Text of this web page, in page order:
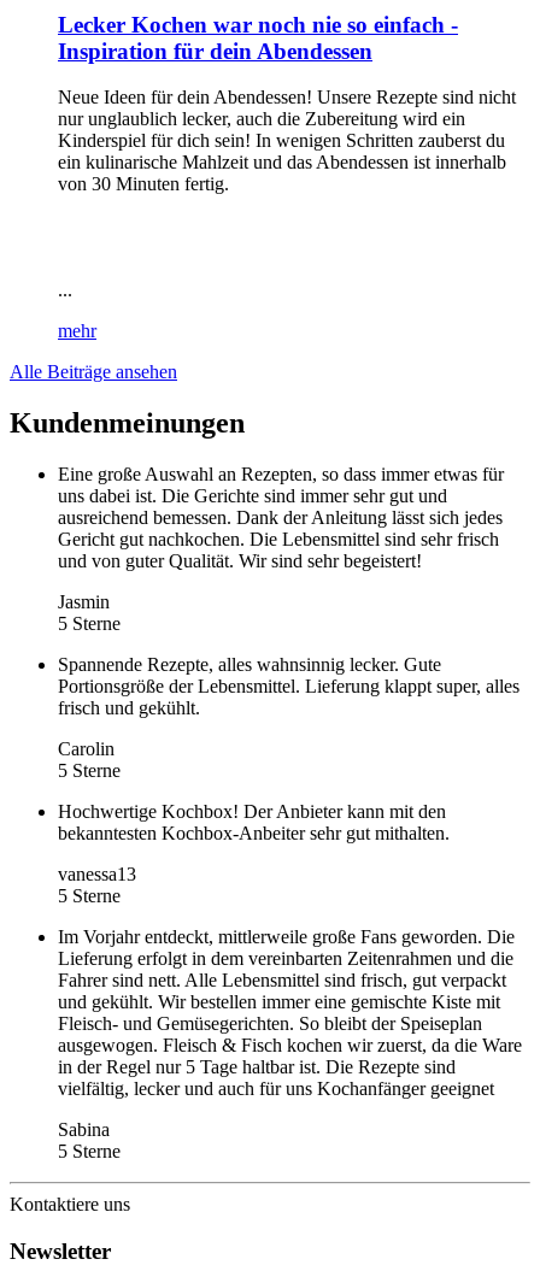
Lecker Kochen war noch nie so einfach -
Inspiration für dein Abendessen
Neue Ideen für dein Abendessen! Unsere Rezepte sind nicht
nur unglaublich lecker, auch die Zubereitung wird ein
Kinderspiel für dich sein! In wenigen Schritten zauberst du
ein kulinarische Mahlzeit und das Abendessen ist innerhalb
von 30 Minuten fertig.
...
mehr
Alle Beiträge ansehen
Kundenmeinungen
Eine große Auswahl an Rezepten, so dass immer etwas für
uns dabei ist. Die Gerichte sind immer sehr gut und
ausreichend bemessen. Dank der Anleitung lässt sich jedes
Gericht gut nachkochen. Die Lebensmittel sind sehr frisch
und von guter Qualität. Wir sind sehr begeistert!
Jasmin
5 Sterne
Spannende Rezepte, alles wahnsinnig lecker. Gute
Portionsgröße der Lebensmittel. Lieferung klappt super, alles
frisch und gekühlt.
Carolin
5 Sterne
Hochwertige Kochbox! Der Anbieter kann mit den
bekanntesten Kochbox-Anbeiter sehr gut mithalten.
vanessa13
5 Sterne
Im Vorjahr entdeckt, mittlerweile große Fans geworden. Die
Lieferung erfolgt in dem vereinbarten Zeitenrahmen und die
Fahrer sind nett. Alle Lebensmittel sind frisch, gut verpackt
und gekühlt. Wir bestellen immer eine gemischte Kiste mit
Fleisch- und Gemüsegerichten. So bleibt der Speiseplan
ausgewogen. Fleisch & Fisch kochen wir zuerst, da die Ware
in der Regel nur 5 Tage haltbar ist. Die Rezepte sind
vielfältig, lecker und auch für uns Kochanfänger geeignet
Sabina
5 Sterne
Kontaktiere uns
Newsletter